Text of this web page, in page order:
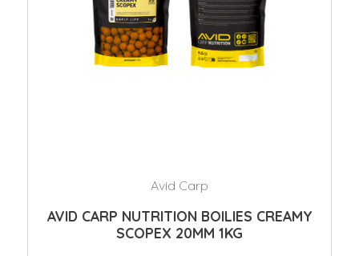
Avid Carp
AVID CARP NUTRITION BOILIES CREAMY
SCOPEX 20MM 1KG